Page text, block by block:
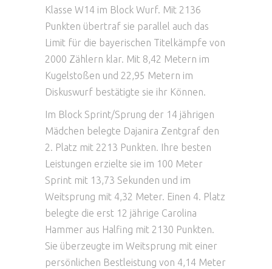
Klasse W14 im Block Wurf. Mit 2136
Punkten übertraf sie parallel auch das
Limit für die bayerischen Titelkämpfe von
2000 Zählern klar. Mit 8,42 Metern im
Kugelstoßen und 22,95 Metern im
Diskuswurf bestätigte sie ihr Können.
Im Block Sprint/Sprung der 14 jährigen
Mädchen belegte Dajanira Zentgraf den
2. Platz mit 2213 Punkten. Ihre besten
Leistungen erzielte sie im 100 Meter
Sprint mit 13,73 Sekunden und im
Weitsprung mit 4,32 Meter. Einen 4. Platz
belegte die erst 12 jährige Carolina
Hammer aus Halfing mit 2130 Punkten.
Sie überzeugte im Weitsprung mit einer
persönlichen Bestleistung von 4,14 Meter